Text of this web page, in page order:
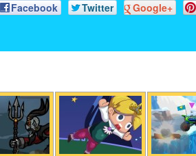
Facebook Twitter Google+